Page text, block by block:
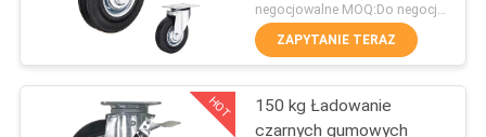
NAS
Kółka o średniej
150
negocjowalne MOQ:Do negocjacji
ZAPYTANIE TERAZ
HOT
150 kg Ładowanie
czarnych gumowych